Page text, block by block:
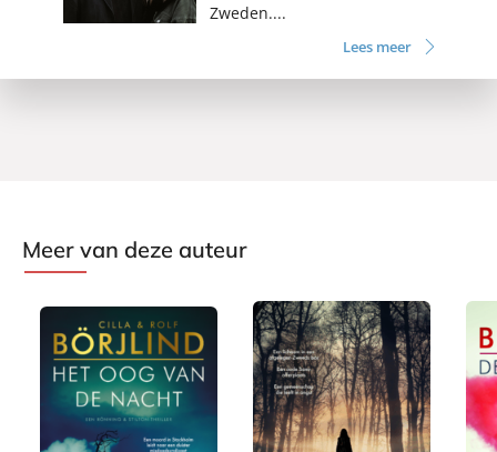
Zweden....
Lees meer
Meer van deze auteur